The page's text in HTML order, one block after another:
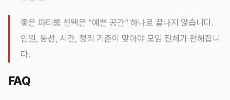
좋은 파티룸 선택은 “예쁜 공간” 하나로 끝나지 않습니다.
인원, 동선, 시간, 정리 기준이 맞아야 모임 전체가 편해집니
다.
FAQ